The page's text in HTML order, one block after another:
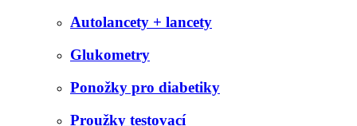
Autolancety + lancety
Glukometry
Ponožky pro diabetiky
Proužky testovací